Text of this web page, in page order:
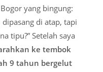
yang bingung:
dipasang di atap, tapi
tipu?” Setelah saya
ke tembok
9 tahun bergelut